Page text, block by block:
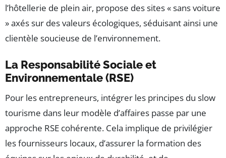
l’hôtellerie de plein air, propose des sites « sans voiture
» axés sur des valeurs écologiques, séduisant ainsi une
clientèle soucieuse de l’environnement.
La Responsabilité Sociale et
Environnementale (RSE)
Pour les entrepreneurs, intégrer les principes du slow
tourisme dans leur modèle d’affaires passe par une
approche RSE cohérente. Cela implique de privilégier
les fournisseurs locaux, d’assurer la formation des